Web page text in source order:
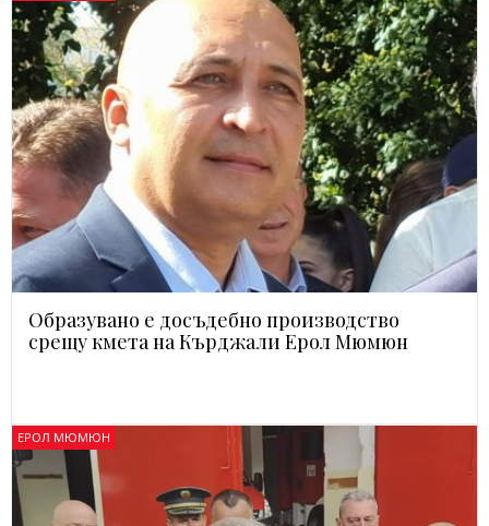
Образувано е досъдебно производство
срещу кмета на Кърджали Ерол Мюмюн
ЕРОЛ МЮМЮН